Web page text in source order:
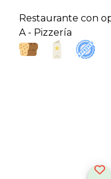
Restaurante con
A - Pizzerí­a